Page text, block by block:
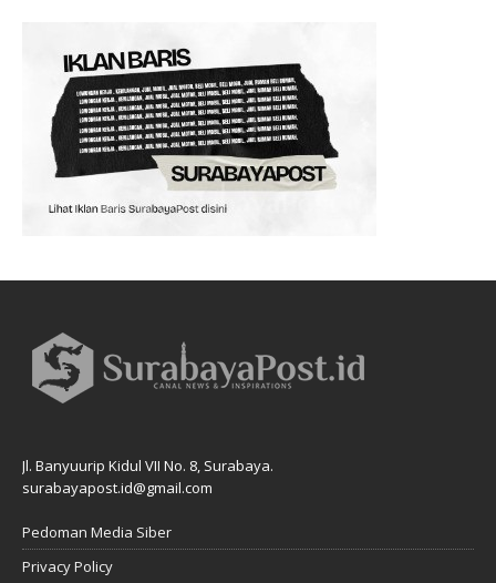
Jl. Banyuurip Kidul VII No. 8, Surabaya.
surabayapost.id@gmail.com
Pedoman Media Siber
Privacy Policy